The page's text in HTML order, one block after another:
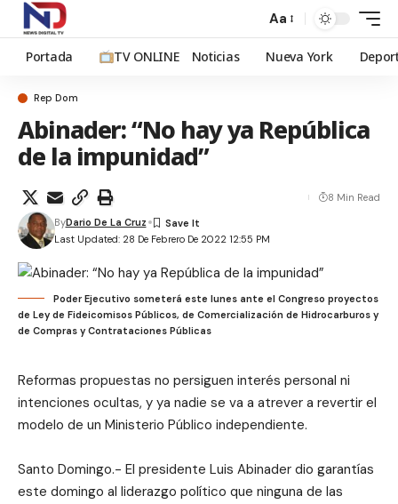
Aa
Portada TV ONLINE Noticias Nueva York
Rep Dom
Abinader: “No hay ya República
de la impunidad”
Last Updated: 28 De Febrero De 2022 12:55 PM
ByDario De La Cruz
8 Min Read
Poder Ejecutivo someterá este lunes ante el Congreso proyectos
de Ley de Fideicomisos Públicos, de Comercialización de Hidrocarburos y
de Compras y Contrataciones Públicas
Reformas propuestas no persiguen interés personal ni
intenciones ocultas, y ya nadie se va a atrever a revertir el
modelo de un Ministerio Público independiente.
Santo Domingo.- El presidente Luis Abinader dio garantías
este domingo al liderazgo político que ninguna de las